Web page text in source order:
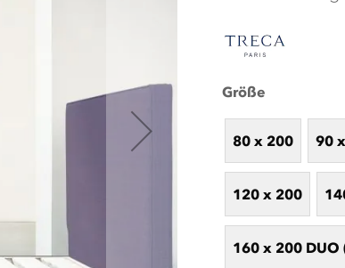
NUTZEN
Nutzen Sie unseren
Schlafbegleiter. Unsere
Schlafgewohnheiten, um
Sie sich von unseren
Größe
80 x 200 90
120 x 200
160 x 200 DUO